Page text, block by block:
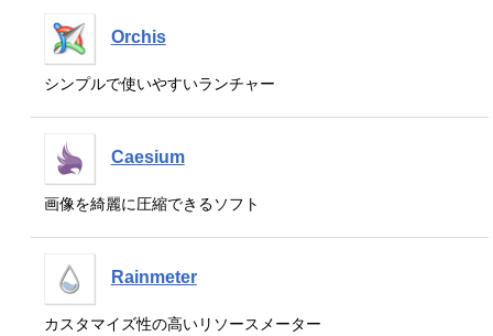
Orchis
シンプルで使いやすいランチャー
Caesium
画像を綺麗に圧縮できるソフト
Rainmeter
カスタマイズ性の高いリソースメーター